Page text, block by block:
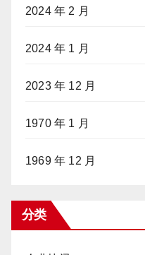
2024 年 2 月
2024 年 1 月
2023 年 12 月
1970 年 1 月
1969 年 12 月
分类